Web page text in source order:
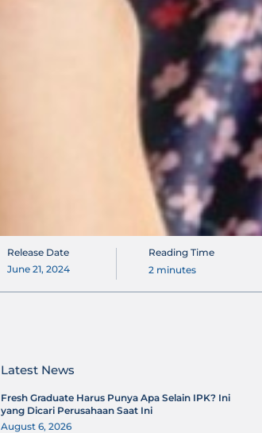
Release Date
June 21, 2024
Reading Time
2 minutes
Latest News
Fresh Graduate Harus Punya Apa Selain IPK? Ini
yang Dicari Perusahaan Saat Ini
August 6, 2026